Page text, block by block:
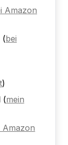
Amazon
(bei
)
(mein
Amazon